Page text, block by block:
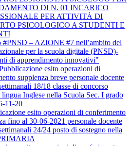
DI N. 01 INCARICO
PER ATTIVITÀ DI
PSICOLOGICO A STUDENTI E
#PNSD – AZIONE #7 nell’ambito del
per la scuola digitale (PNSD)-
di apprendimento innovativi"
esito operazioni di
supplenza breve personale docente
18/18 classe di concorso
Inglese nella Scuola Sec. I grado
11-20
esito operazioni di conferimento
fino al 30-06-2021 personale docente
24/24 posto di sostegno nella